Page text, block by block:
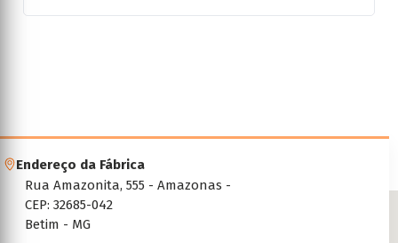
Endereço da Fábrica
Rua Amazonita, 555 - Amazonas -
CEP: 32685-042
Betim - MG